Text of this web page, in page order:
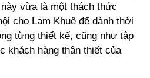
vừa là một thách thức
cho Lam Khuê để dành thời
từng thiết kế, cũng như tập
khách hàng thân thiết của